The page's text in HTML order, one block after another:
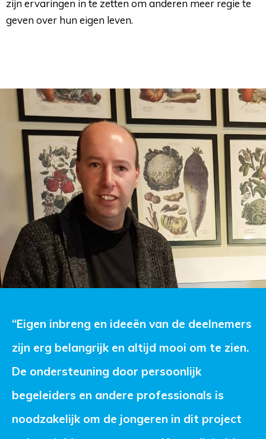
zijn ervaringen in te zetten om anderen meer regie te
geven over hun eigen leven.
“Eigen inbreng en ideeën van de deelnemers
zijn erg belangrijk en altijd mooi om te zien.
De ondersteuning door persoonlijk
begeleiders en andere professionals is
noodzakelijk om de jongeren in dit project